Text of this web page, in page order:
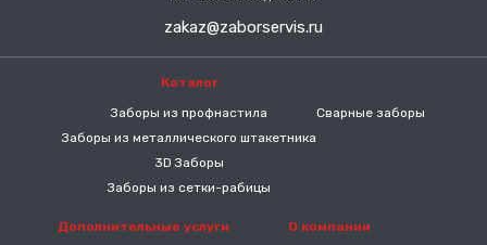
zakaz@zaborservis.ru
Каталог
Заборы из профнастила
Заборы из металлического штакетника
3D Заборы
Заборы из сетки-рабицы
Сварные заборы
Дополнительные услуги
О компании